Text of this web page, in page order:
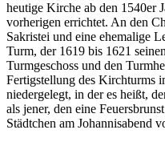
heutige Kirche ab den 1540er
vorherigen errichtet. An den
Sakristei und eine ehemalige
Turm, der 1619 bis 1621
Turmgeschoss und den
Fertigstellung des Kirchturms
niedergelegt, in der es heißt,
als jener, den eine
Städtchen am Johannisabend